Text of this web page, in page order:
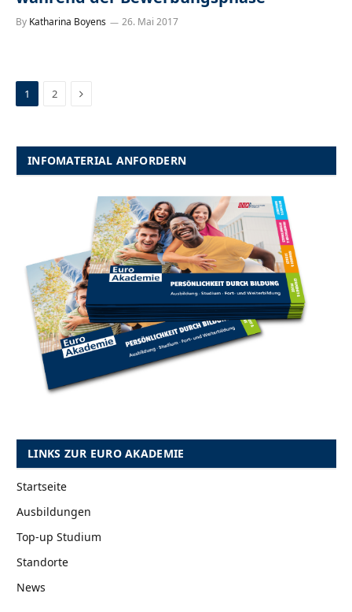
By Katharina Boyens 26. Mai 2017
1 2 Next
INFOMATERIAL ANFORDERN
LINKS ZUR EURO AKADEMIE
Startseite
Ausbildungen
Top-up Studium
Standorte
News